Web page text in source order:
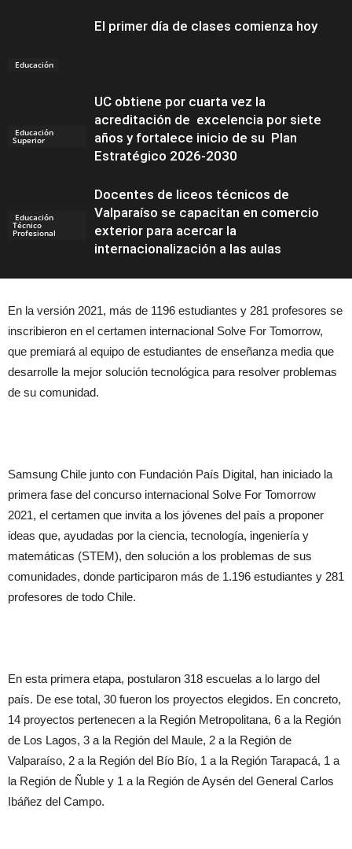
Educación
El primer día de clases comienza hoy
Educación
Superior
UC obtiene por cuarta vez la
acreditación de excelencia por siete
años y fortalece inicio de su Plan
Estratégico 2026-2030
Educación
Técnico
Profesional
Docentes de liceos técnicos de
Valparaíso se capacitan en comercio
exterior para acercar la
internacionalización a las aulas
En la versión 2021, más de 1196 estudiantes y 281 profesores se
inscribieron en el certamen internacional Solve For Tomorrow,
que premiará al equipo de estudiantes de enseñanza media que
desarrolle la mejor solución tecnológica para resolver problemas
de su comunidad.
Samsung Chile junto con Fundación País Digital, han iniciado la
primera fase del concurso internacional Solve For Tomorrow
2021, el certamen que invita a los jóvenes del país a proponer
ideas que, ayudadas por la ciencia, tecnología, ingeniería y
matemáticas (STEM), den solución a los problemas de sus
comunidades, donde participaron más de 1.196 estudiantes y 281
profesores de todo Chile.
En esta primera etapa, postularon 318 escuelas a lo largo del
país. De ese total, 30 fueron los proyectos elegidos. En concreto,
14 proyectos pertenecen a la Región Metropolitana, 6 a la Región
de Los Lagos, 3 a la Región del Maule, 2 a la Región de
Valparaíso, 2 a la Región del Bío Bío, 1 a la Región Tarapacá, 1 a
la Región de Ñuble y 1 a la Región de Aysén del General Carlos
Ibáñez del Campo.